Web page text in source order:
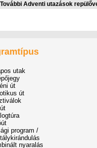
További Adventi utazások
utak
út
út
program /
nyaralás